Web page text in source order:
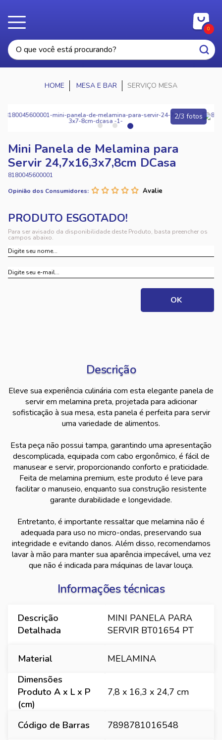
0
MESA E BAR SERVIÇO MESA
2/3 fotos
Mini Panela de Melamina para
Servir 24,7x16,3x7,8cm DCasa
8180045600001
Opinião dos Consumidores:
Para ser avisado da disponibilidade deste Produto, basta preencher os
campos abaixo.
Descrição
Eleve sua experiência culinária com esta elegante panela de
servir em melamina preta, projetada para adicionar
sofisticação à sua mesa, esta panela é perfeita para servir
uma variedade de alimentos.
Esta peça não possui tampa, garantindo uma apresentação
descomplicada, equipada com cabo ergonômico, é fácil de
manusear e servir, proporcionando conforto e praticidade.
Feita de melamina premium, este produto é leve para
facilitar o manuseio, enquanto sua construção resistente
garante durabilidade e longevidade.
Entretanto, é importante ressaltar que melamina não é
adequada para uso no micro-ondas, preservando sua
integridade e evitando danos. Além disso, recomendamos
lavar à mão para manter sua aparência impecável, uma vez
que não é indicada para máquinas de lavar louça.
Informações técnicas
Descrição
Detalhada
MINI PANELA PARA
SERVIR BT01654 PT
Material
MELAMINA
Dimensões
Produto A x L x P
(cm)
7,8 x 16,3 x 24,7 cm
Código de Barras
7898781016548